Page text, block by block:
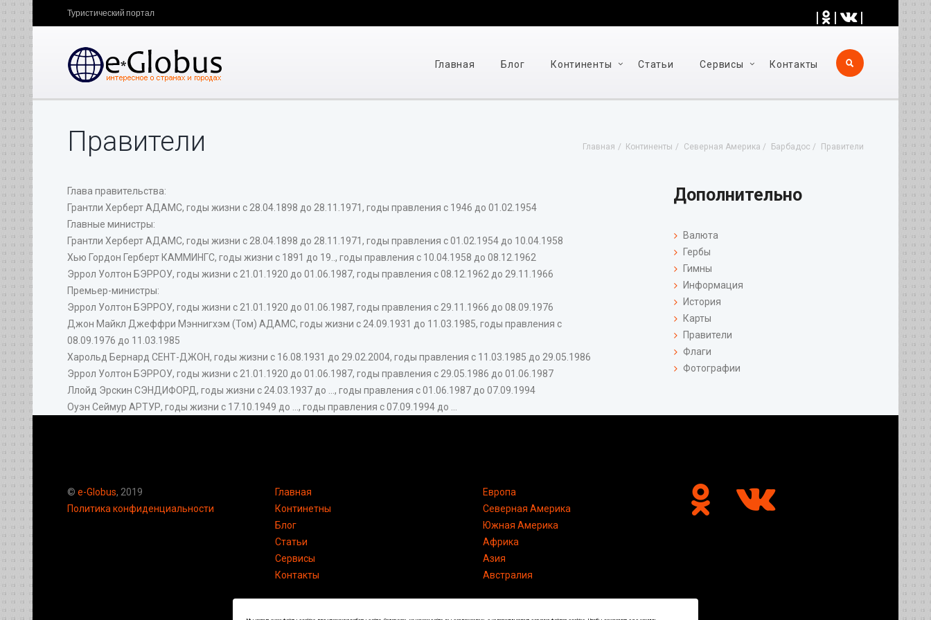
| | |
Туристический портал
Главная Блог Континенты Статьи Cервисы Контакты
Главная Континенты Северная Америка Барбадос Правители
Правители
Глава правительства:
Грантли Херберт АДАМС, годы жизни с 28.04.1898 до 28.11.1971, годы правления с 1946 до 01.02.1954
Главные министры:
Грантли Херберт АДАМС, годы жизни с 28.04.1898 до 28.11.1971, годы правления с 01.02.1954 до 10.04.1958
Хью Гордон Герберт КАММИНГС, годы жизни с 1891 до 19.., годы правления с 10.04.1958 до 08.12.1962
Эррол Уолтон БЭРРОУ, годы жизни с 21.01.1920 до 01.06.1987, годы правления с 08.12.1962 до 29.11.1966
Премьер-министры:
Эррол Уолтон БЭРРОУ, годы жизни с 21.01.1920 до 01.06.1987, годы правления с 29.11.1966 до 08.09.1976
Джон Майкл Джеффри Мэннигхэм (Том) АДАМС, годы жизни с 24.09.1931 до 11.03.1985, годы правления с
08.09.1976 до 11.03.1985
Харольд Бернард СЕНТ-ДЖОН, годы жизни с 16.08.1931 до 29.02.2004, годы правления с 11.03.1985 до 29.05.1986
Эррол Уолтон БЭРРОУ, годы жизни с 21.01.1920 до 01.06.1987, годы правления с 29.05.1986 до 01.06.1987
Ллойд Эрскин СЭНДИФОРД, годы жизни с 24.03.1937 до ..., годы правления с 01.06.1987 до 07.09.1994
Оуэн Сеймур АРТУР, годы жизни с 17.10.1949 до ..., годы правления с 07.09.1994 до ...
Дополнительно
Валюта
Гербы
Гимны
Информация
История
Карты
Правители
Флаги
Фотографии
© e-Globus, 2019
Политика конфиденциальности
Главная
Континетны
Блог
Статьи
Сервисы
Контакты
Европа
Северная Америка
Южная Америка
Африка
Азия
Австралия